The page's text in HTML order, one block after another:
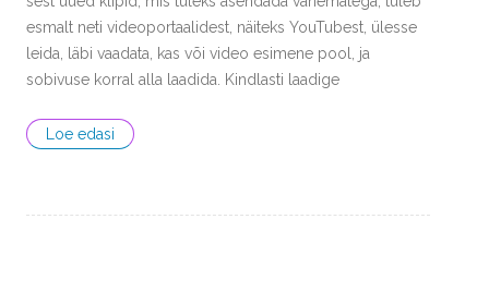
esmalt neti videoportaalidest, näiteks YouTubest, ülesse
leida, läbi vaadata, kas või video esimene pool, ja
sobivuse korral alla laadida. Kindlasti laadige
Loe edasi